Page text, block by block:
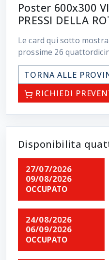
Poster 600x300
PRESSI DELLA
Le card qui sotto
prossime 26
TORNA ALLE
RICHIEDI
Disponibilita
27/07/2026
09/08/2026
OCCUPATO
24/08/2026
06/09/2026
OCCUPATO